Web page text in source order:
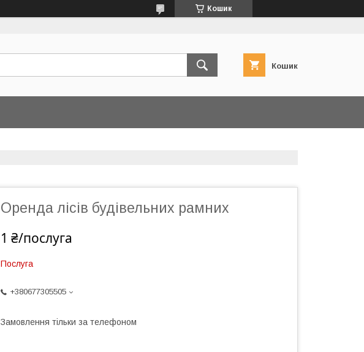
Кошик
Кошик
Оренда лісів будівельних рамних
1 ₴/послуга
Послуга
+380677305505
Замовлення тільки за телефоном